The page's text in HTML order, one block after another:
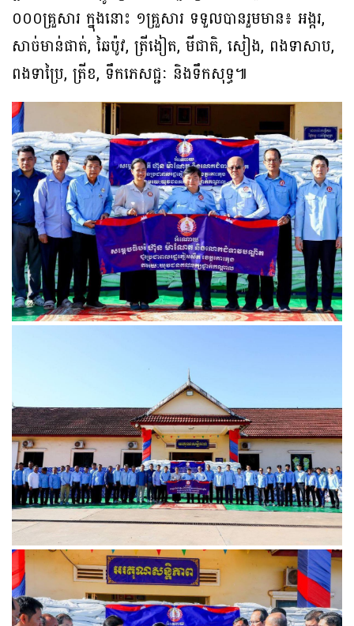
០០០គ្រួសារ ក្នុងនោះ ១គ្រួសារ ទទួលបានរួមមាន៖ អង្ករ,
សាច់មាន់ផាត់, ឆៃប៉ូវ, ត្រីងៀត, មីជាតិ, សៀង, ពងទាសាប,
ពងទាប្រៃ, ត្រីខ, ទឹកភេសជ្ជៈ និងទឹកសុទ្ធ៕